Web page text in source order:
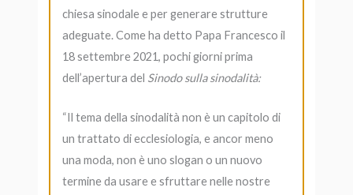
chiesa sinodale e per generare strutture
adeguate. Come ha detto Papa Francesco il
18 settembre 2021, pochi giorni prima
dell’apertura del Sinodo sulla sinodalità:
“Il tema della sinodalità non è un capitolo di
un trattato di ecclesiologia, e ancor meno
una moda, non è uno slogan o un nuovo
termine da usare e sfruttare nelle nostre